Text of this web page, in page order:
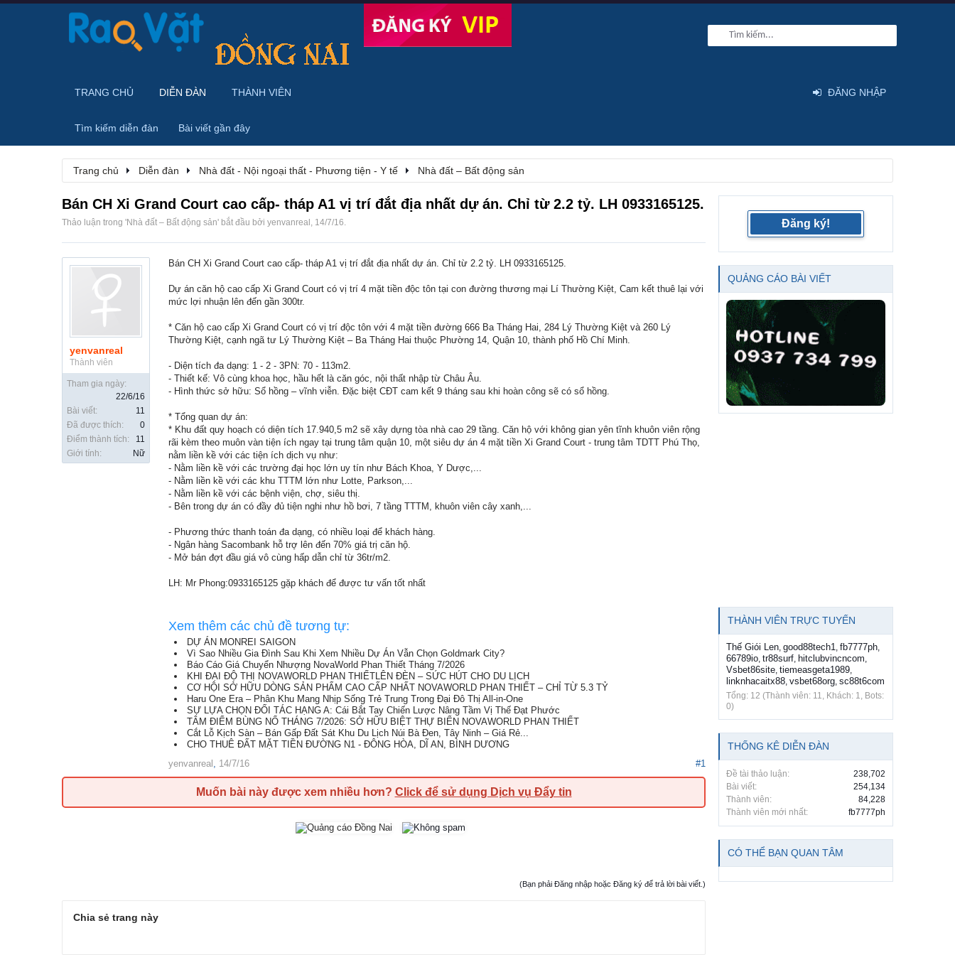
Trang chủ Diễn đàn Nhà đất - Nội ngoại thất - Phương tiện - Y tế Nhà đất – Bất động sản
Bán CH Xi Grand Court cao cấp- tháp A1 vị trí đắt địa nhất dự án. Chỉ từ 2.2 tỷ. LH 0933165125.
Thảo luận trong 'Nhà đất – Bất động sản' bắt đầu bởi yenvanreal , 14/7/16.
yenvanreal
Thành viên
Tham gia ngày:
22/6/16
Bài viết:
11
Đã được thích:
0
Điểm thành tích:
11
Giới tính:
Nữ
Bán CH Xi Grand Court cao cấp- tháp A1 vị trí đắt địa nhất dự án. Chỉ từ 2.2 tỷ. LH 0933165125.
Dự án căn hộ cao cấp Xi Grand Court có vị trí 4 mặt tiền độc tôn tại con đường thương mại Lí Thường Kiệt, Cam kết thuê lại với
mức lợi nhuận lên đến gần 300tr.
* Căn hộ cao cấp Xi Grand Court có vị trí độc tôn với 4 mặt tiền đường 666 Ba Tháng Hai, 284 Lý Thường Kiệt và 260 Lý
Thường Kiệt, cạnh ngã tư Lý Thường Kiệt – Ba Tháng Hai thuộc Phường 14, Quận 10, thành phố Hồ Chí Minh.
- Diện tích đa dạng: 1 - 2 - 3PN: 70 - 113m2.
- Thiết kế: Vô cùng khoa học, hầu hết là căn góc, nội thất nhập từ Châu Âu.
- Hình thức sở hữu: Sổ hồng – vĩnh viễn. Đặc biệt CĐT cam kết 9 tháng sau khi hoàn công sẽ có sổ hồng.
* Tổng quan dự án:
* Khu đất quy hoạch có diện tích 17.940,5 m2 sẽ xây dựng tòa nhà cao 29 tầng. Căn hộ với không gian yên tĩnh khuôn viên rộng
rãi kèm theo muôn vàn tiện ích ngay tại trung tâm quận 10, một siêu dự án 4 mặt tiền Xi Grand Court - trung tâm TDTT Phú Thọ,
nằm liền kề với các tiện ích dịch vụ như:
- Nằm liền kề với các trường đại học lớn uy tín như Bách Khoa, Y Dược,...
- Nằm liền kề với các khu TTTM lớn như Lotte, Parkson,...
- Nằm liền kề với các bệnh viện, chợ, siêu thị.
- Bên trong dự án có đầy đủ tiện nghi như hồ bơi, 7 tầng TTTM, khuôn viên cây xanh,...
- Phương thức thanh toán đa dạng, có nhiều loại để khách hàng.
- Ngân hàng Sacombank hỗ trợ̣ lên đến 70% giá trị căn hộ̣.
- Mở bán đợt đầu giá vô cùng hấp dẫn chỉ từ 36tr/m2.
LH: Mr Phong:0933165125 gặp khách để được tư vấn tốt nhất
Xem thêm các chủ đề tương tự:
DỰ ÁN MONREI SAIGON
Vì Sao Nhiều Gia Đình Sau Khi Xem Nhiều Dự Án Vẫn Chọn Goldmark City?
Báo Cáo Giá Chuyển Nhượng NovaWorld Phan Thiết Tháng 7/2026
KHI ĐẠI ĐỘ THỊ NOVAWORLD PHAN THIẾTLÊN ĐÈN – SỨC HÚT CHO DU LỊCH
CƠ HỘI SỞ HỮU DÒNG SẢN PHẨM CAO CẤP NHẤT NOVAWORLD PHAN THIẾT – CHỈ TỪ 5.3 TỶ
Haru One Era – Phân Khu Mang Nhịp Sống Trẻ Trung Trong Đại Đô Thị All-in-One
SỰ LỰA CHỌN ĐỐI TÁC HẠNG A: Cái Bắt Tay Chiến Lược Nâng Tầm Vị Thế Đạt Phước
TÂM ĐIỂM BÙNG NỔ THÁNG 7/2026: SỞ HỮU BIỆT THỰ BIỂN NOVAWORLD PHAN THIẾT
Cắt Lỗ Kịch Sàn – Bán Gấp Đất Sát Khu Du Lịch Núi Bà Đen, Tây Ninh – Giá Rẻ...
CHO THUÊ ĐẤT MẶT TIỀN ĐƯỜNG N1 - ĐÔNG HÒA, DĨ AN, BÌNH DƯƠNG
yenvanreal , 14/7/16 #1
Muốn bài này được xem nhiều hơn? Click để sử dụng Dịch vụ Đẩy tin
(Bạn phải Đăng nhập hoặc Đăng ký để trả lời bài viết.)
Chia sẻ trang này
Đăng ký!
QUẢNG CÁO BÀI VIẾT
THÀNH VIÊN TRỰC TUYẾN
Thế Giói Len, good88tech1, fb7777ph,
66789io, tr88surf, hitclubvincncom,
Vsbet86site, tiemeasgeta1989,
linknhacaitx88, vsbet68org, sc88t6com
Tổng: 12 (Thành viên: 11, Khách: 1, Bots:
0)
THỐNG KÊ DIỄN ĐÀN
Đề tài thảo luận:
238,702
Bài viết:
254,134
Thành viên:
84,228
Thành viên mới nhất:
fb7777ph
CÓ THỂ BẠN QUAN TÂM
TRANG CHỦ DIỄN ĐÀN
Tìm kiếm diễn đàn Bài viết gần đây
THÀNH VIÊN ĐĂNG NHẬP